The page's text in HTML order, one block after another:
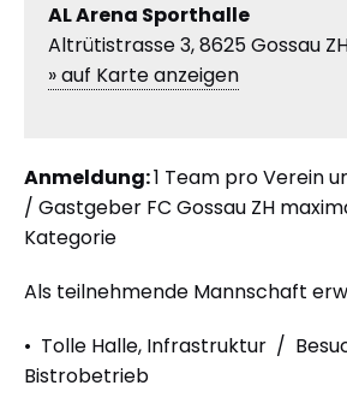
AL Arena Sporthalle
Altrütistrasse 3, 8625 Gossau
» auf Karte anzeigen
Anmeldung:1 Team pro Verein
/ Gastgeber FC Gossau ZH
Kategorie
Als teilnehmende Mannschaft
• Tolle Halle, Infrastruktur /
Bistrobetrieb